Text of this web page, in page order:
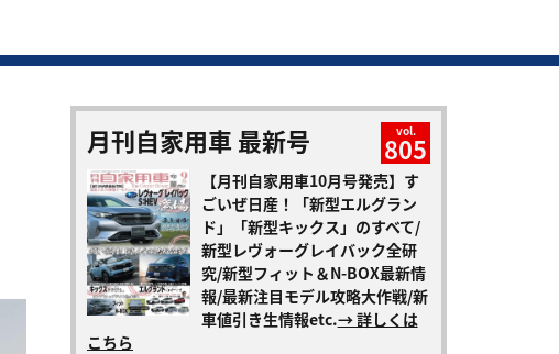
月刊自家用車 最新号 vol.
805
【月刊自家用車10月号発売】す
ごいぜ日産！「新型エルグラン
ド」「新型キックス」のすべて/
新型レヴォーグレイバック全研
究/新型フィット＆N-BOX最新情
報/最新注目モデル攻略大作戦/新
車値引き生情報etc.→ 詳しくは
こちら